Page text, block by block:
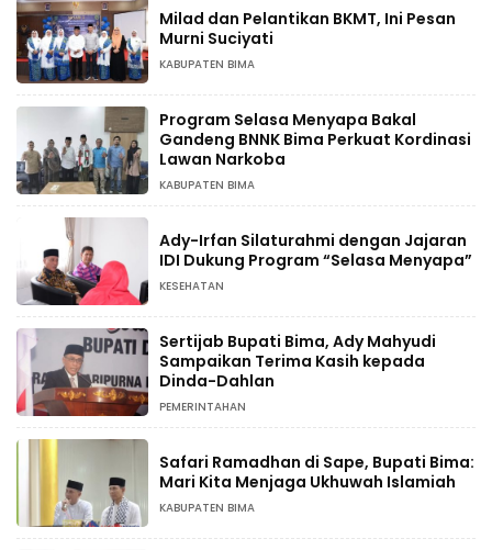
Milad dan Pelantikan BKMT, Ini Pesan
Murni Suciyati
KABUPATEN BIMA
Program Selasa Menyapa Bakal
Gandeng BNNK Bima Perkuat Kordinasi
Lawan Narkoba
KABUPATEN BIMA
Ady-Irfan Silaturahmi dengan Jajaran
IDI Dukung Program “Selasa Menyapa”
KESEHATAN
Sertijab Bupati Bima, Ady Mahyudi
Sampaikan Terima Kasih kepada
Dinda-Dahlan
PEMERINTAHAN
Safari Ramadhan di Sape, Bupati Bima:
Mari Kita Menjaga Ukhuwah Islamiah
KABUPATEN BIMA